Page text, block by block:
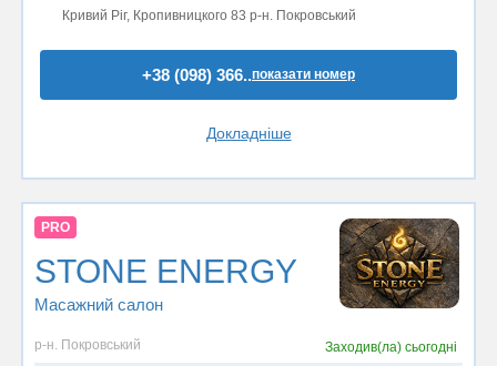
Кривий Ріг, Кропивницкого 83 р-н. Покровський
+38 (098) 366..показати номер
Докладніше
PRO
STONE ENERGY
Масажний салон
р-н. Покровський Заходив(ла)сьогодні